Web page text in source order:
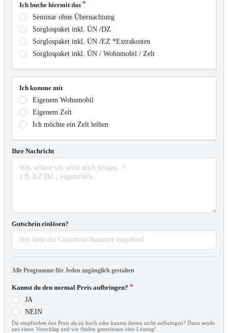
Ich buche hiermit das
Seminar ohne Übernachtung
Sorglospaket inkl. ÜN /DZ
Sorglospaket inkl. ÜN /EZ *Extrakosten
Sorglospaket inkl. ÜN / Wohnmobil / Zelt
Ich komme mit
Eigenem Wohnmobil
Eigenem Zelt
Ich möchte ein Zelt leihen
Ihre Nachricht
Gutschein einlösen?
Alle Programme für Jeden zugänglich gestalten
Kannst du den normal Preis aufbringen?
JA
NEIN
Du empfindest den Preis als zu hoch oder kannst diesen nicht aufbringen? Dann sende
uns einen Vorschlag und wir finden gemeinsam eine Lösung!